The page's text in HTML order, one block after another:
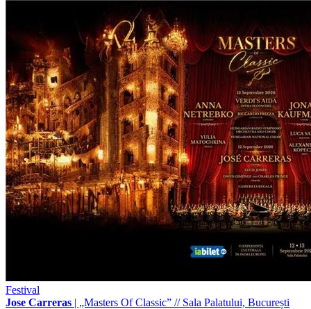
Festival
Jose Carreras | „Masters Of Classic” //Sala Palatului, București